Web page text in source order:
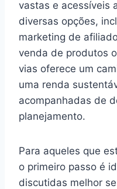
vastas e acessíveis
diversas opções,
marketing de
venda de produtos
vias oferece um
uma renda
acompanhadas de
planejamento.
Para aqueles que
o primeiro passo é
discutidas melhor